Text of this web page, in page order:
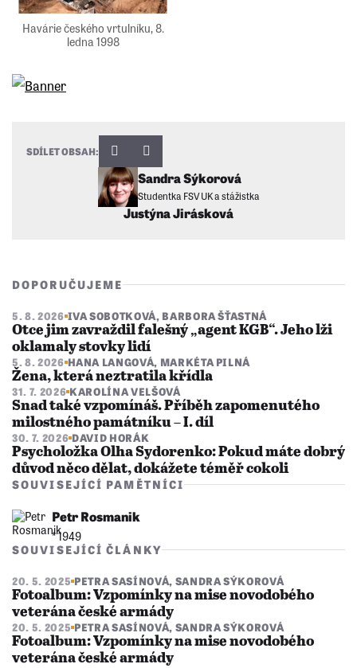
Havárie českého vrtulníku, 8.
ledna 1998
Justýna Jirásková
Sandra Sýkorová
Studentka FSV UK a stážistka
SDÍLET OBSAH:
DOPORUČUJEME
5. 8. 2026 IVA SOBOTKOVÁ, BARBORA ŠŤASTNÁ
Otce jim zavraždil falešný „agent KGB“. Jeho lži
oklamaly stovky lidí
5. 8. 2026 HANA LANGOVÁ, MARKÉTA PILNÁ
Žena, která neztratila křídla
31. 7. 2026 KAROLÍNA VELŠOVÁ
Snad také vzpomínáš. Příběh zapomenutého
milostného památníku – I. díl
30. 7. 2026 DAVID HORÁK
Psycholožka Olha Sydorenko: Pokud máte dobrý
důvod něco dělat, dokážete téměř cokoli
SOUVISEJÍCÍ PAMĚTNÍCI
Petr Rosmanik
* 1949
SOUVISEJÍCÍ ČLÁNKY
20. 5. 2025 PETRA SASÍNOVÁ, SANDRA SÝKOROVÁ
Fotoalbum: Vzpomínky na mise novodobého
veterána české armády
20. 5. 2025 PETRA SASÍNOVÁ, SANDRA SÝKOROVÁ
Fotoalbum: Vzpomínky na mise novodobého
veterána české armády